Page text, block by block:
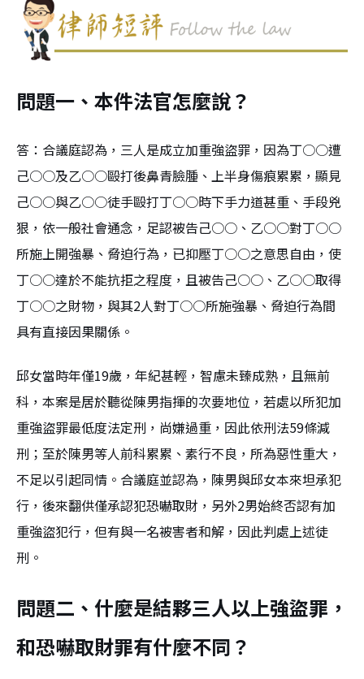
問題一、本件法官怎麼說？
答：合議庭認為，三人是成立加重強盜罪，因為丁○○遭
己○○及乙○○毆打後鼻青臉腫、上半身傷痕累累，顯見
己○○與乙○○徒手毆打丁○○時下手力道甚重、手段兇
狠，依一般社會通念，足認被告己○○、乙○○對丁○○
所施上開強暴、脅迫行為，已抑壓丁○○之意思自由，使
丁○○達於不能抗拒之程度，且被告己○○、乙○○取得
丁○○之財物，與其2人對丁○○所施強暴、脅迫行為間
具有直接因果關係。
邱女當時年僅19歲，年紀甚輕，智慮未臻成熟，且無前
科，本案是居於聽從陳男指揮的次要地位，若處以所犯加
重強盜罪最低度法定刑，尚嫌過重，因此依刑法59條減
刑；至於陳男等人前科累累、素行不良，所為惡性重大，
不足以引起同情。合議庭並認為，陳男與邱女本來坦承犯
行，後來翻供僅承認犯恐嚇取財，另外2男始終否認有加
重強盜犯行，但有與一名被害者和解，因此判處上述徒
刑。
問題二、什麼是結夥三人以上強盜罪，
和恐嚇取財罪有什麼不同？